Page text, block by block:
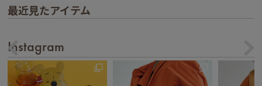
最近見たアイテム
Instagram